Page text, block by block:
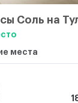
Соль на
места